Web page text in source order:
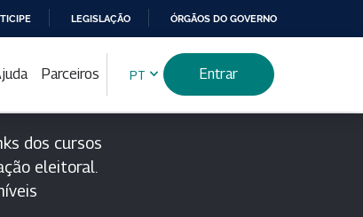
LEGISLAÇÃO ÓRGÃOS DO GOVERNO
Parceiros PT Entrar
dos cursos
eleitoral.